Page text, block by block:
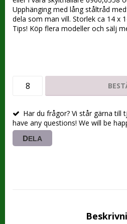
Upphänging med lång ståltråd
dela som man vill. Storlek ca 14 x
Tips! Köp flera modeller och sälj
Har du frågor? Vi står gärna till
have any questions! We will be
DELA